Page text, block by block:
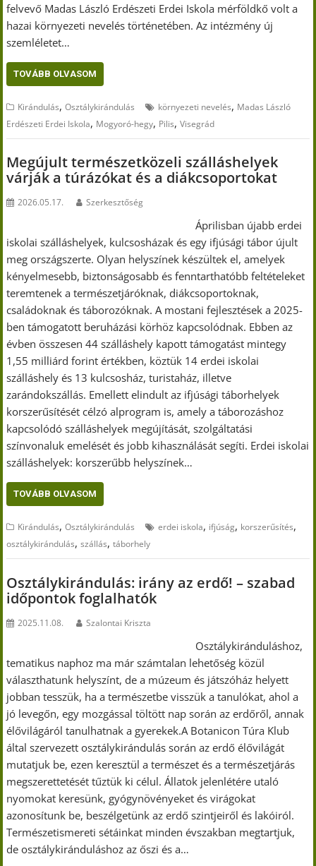
felvevő Madas László Erdészeti Erdei Iskola mérföldkő volt a
hazai környezeti nevelés történetében. Az intézmény új
szemléletet…
TOVÁBB OLVASOM
Kirándulás,Osztálykirándulás környezeti nevelés, Madas László
Erdészeti Erdei Iskola, Mogyoró-hegy, Pilis,Visegrád
Megújult természetközeli szálláshelyek
várják a túrázókat és a diákcsoportokat
2026.05.17. Szerkesztőség
Áprilisban újabb erdei
iskolai szálláshelyek, kulcsosházak és egy ifjúsági tábor újult
meg országszerte. Olyan helyszínek készültek el, amelyek
kényelmesebb, biztonságosabb és fenntarthatóbb feltételeket
teremtenek a természetjáróknak, diákcsoportoknak,
családoknak és táborozóknak. A mostani fejlesztések a 2025-
ben támogatott beruházási körhöz kapcsolódnak. Ebben az
évben összesen 44 szálláshely kapott támogatást mintegy
1,55 milliárd forint értékben, köztük 14 erdei iskolai
szálláshely és 13 kulcsosház, turistaház, illetve
zarándokszállás. Emellett elindult az ifjúsági táborhelyek
korszerűsítését célzó alprogram is, amely a táborozáshoz
kapcsolódó szálláshelyek megújítását, szolgáltatási
színvonaluk emelését és jobb kihasználását segíti. Erdei iskolai
szálláshelyek: korszerűbb helyszínek…
TOVÁBB OLVASOM
Kirándulás,Osztálykirándulás erdei iskola, ifjúság, korszerűsítés,
osztálykirándulás,szállás,táborhely
Osztálykirándulás: irány az erdő! – szabad
időpontok foglalhatók
2025.11.08. Szalontai Kriszta
Osztálykiránduláshoz,
tematikus naphoz ma már számtalan lehetőség közül
választhatunk helyszínt, de a múzeum és játszóház helyett
jobban tesszük, ha a természetbe visszük a tanulókat, ahol a
jó levegőn, egy mozgással töltött nap során az erdőről, annak
élővilágáról tanulhatnak a gyerekek.A Botanicon Túra Klub
által szervezett osztálykirándulás során az erdő élővilágát
mutatjuk be, ezen keresztül a természet és a természetjárás
megszerettetését tűztük ki célul. Állatok jelenlétére utaló
nyomokat keresünk, gyógynövényeket és virágokat
azonosítunk be, beszélgetünk az erdő szintjeiről és lakóiról.
Természetismereti sétáinkat minden évszakban megtartjuk,
de osztálykiránduláshoz az őszi és a…